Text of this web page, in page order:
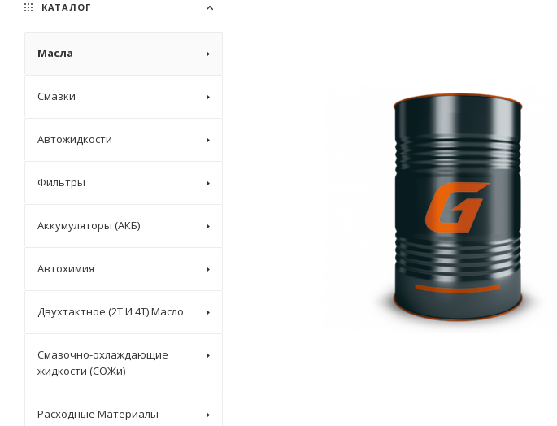
КАТАЛОГ
Масла
Смазки
Автожидкости
Фильтры
Аккумуляторы (АКБ)
Автохимия
Двухтактное (2T И 4T) Масло
Смазочно-охлаждающие
жидкости (СОЖи)
Расходные Материалы